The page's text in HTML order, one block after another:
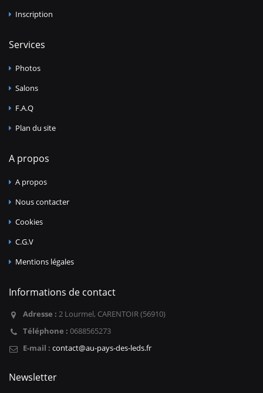
Inscription
Services
Photos
Salons
F.A.Q
Plan du site
A propos
A propos
Nous contacter
Cookies
C.G.V
Mentions légales
Informations de contact
Adresse : 2 Lourmel, CARENTOIR (56910)
Téléphone : 0688565273
E-mail : contact@au-pays-des-leds.fr
Newsletter